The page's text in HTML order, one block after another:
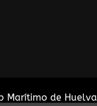
Marítimo de Huelva